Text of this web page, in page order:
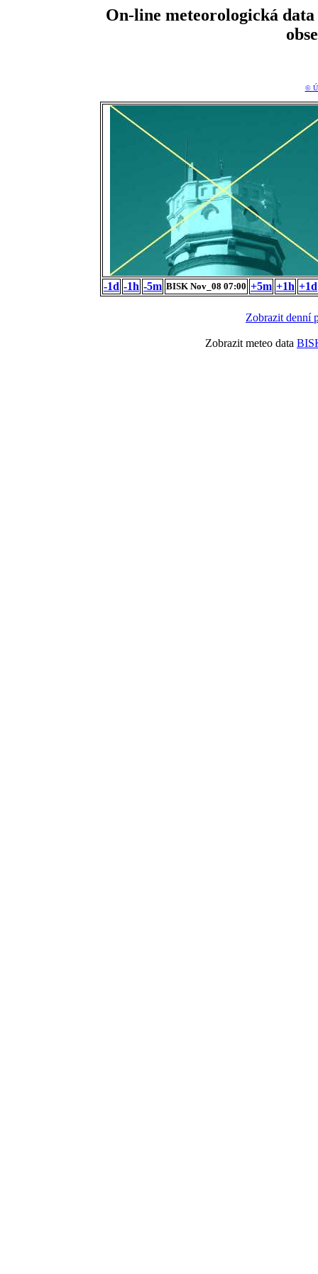
On-line meteorologická
©
-1d -1h -5m BISK Nov_08 07:00 +5m +1h +1d
Zobrazit denní
Zobrazit meteo data